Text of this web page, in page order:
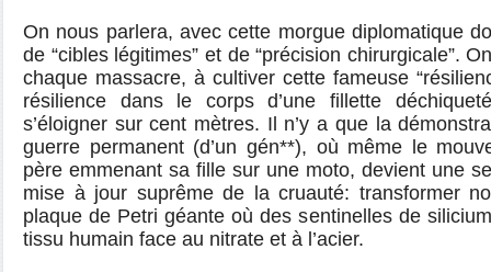
On nous parlera, avec cette morgue diplomatique
de “cibles légitimes” et de “précision chirurgicale”.
chaque massacre, à cultiver cette fameuse
résilience dans le corps d’une fillette
s’éloigner sur cent mètres. Il n’y a que la
guerre permanent (d’un gén**), où même le
père emmenant sa fille sur une moto, devient une
mise à jour suprême de la cruauté: transformer
plaque de Petri géante où des sentinelles de
tissu humain face au nitrate et à l’acier.